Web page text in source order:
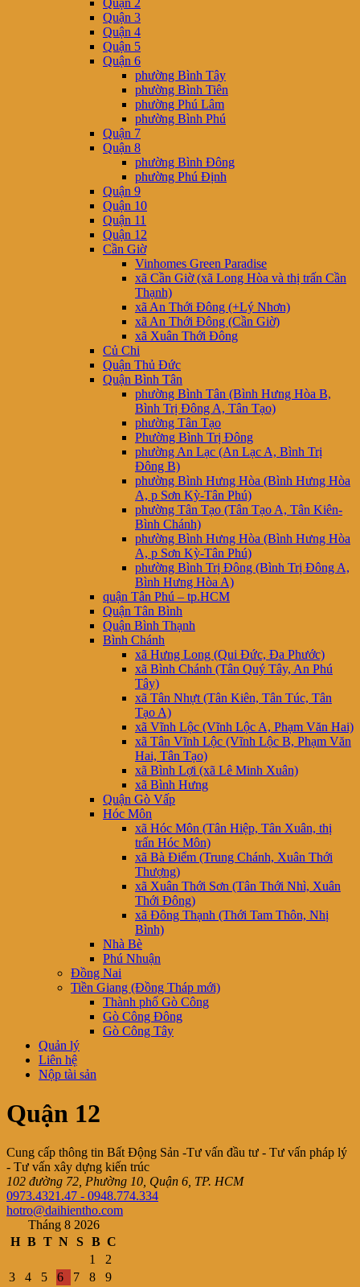
Quận 3
Quận 4
Quận 5
Quận 6
phường Bình Tây
phường Bình Tiên
phường Phú Lâm
phường Bình Phú
Quận 7
Quận 8
phường Bình Đông
phường Phú Định
Quận 9
Quận 10
Quận 11
Quận 12
Cần Giờ
Vinhomes Green Paradise
xã Cần Giờ (xã Long Hòa và thị trấn Cần
Thạnh)
xã An Thới Đông (+Lý Nhơn)
xã An Thới Đông (Cần Giờ)
xã Xuân Thới Đông
Củ Chi
Quận Thủ Đức
Quận Bình Tân
phường Bình Tân (Bình Hưng Hòa B,
Bình Trị Đông A, Tân Tạo)
phường Tân Tạo
Phường Bình Trị Đông
phường An Lạc (An Lạc A, Bình Trị
Đông B)
phường Bình Hưng Hòa (Bình Hưng Hòa
A, p Sơn Kỳ-Tân Phú)
phường Tân Tạo (Tân Tạo A, Tân Kiên-
Bình Chánh)
phường Bình Hưng Hòa (Bình Hưng Hòa
A, p Sơn Kỳ-Tân Phú)
phường Bình Trị Đông (Bình Trị Đông A,
Bình Hưng Hòa A)
quận Tân Phú – tp.HCM
Quận Tân Bình
Quận Bình Thạnh
Bình Chánh
xã Hưng Long (Qui Đức, Đa Phước)
xã Bình Chánh (Tân Quý Tây, An Phú
Tây)
xã Tân Nhựt (Tân Kiên, Tân Túc, Tân
Tạo A)
xã Vĩnh Lộc (Vĩnh Lộc A, Phạm Văn Hai)
xã Tân Vĩnh Lộc (Vĩnh Lộc B, Phạm Văn
Hai, Tân Tạo)
xã Bình Lợi (xã Lê Minh Xuân)
xã Bình Hưng
Quận Gò Vấp
Hóc Môn
xã Hóc Môn (Tân Hiệp, Tân Xuân, thị
trấn Hóc Môn)
xã Bà Điểm (Trung Chánh, Xuân Thới
Thượng)
xã Xuân Thới Sơn (Tân Thới Nhì, Xuân
Thới Đông)
xã Đông Thạnh (Thới Tam Thôn, Nhị
Bình)
Nhà Bè
Phú Nhuận
Đồng Nai
Tiền Giang (Đồng Tháp mới)
Thành phố Gò Công
Gò Công Đông
Gò Công Tây
Quản lý
Liên hệ
Nộp tài sản
Quận 12
Cung cấp thông tin Bất Động Sản -Tư vấn đầu tư - Tư vấn pháp lý
- Tư vấn xây dựng kiến trúc
102 đường 72, Phường 10, Quận 6, TP. HCM
0973.4321.47 - 0948.774.334
hotro@daihientho.com
Tháng 8 2026
H B T N S B C
1
2
3
4 5 6 7 8 9